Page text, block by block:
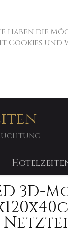
haben die
und